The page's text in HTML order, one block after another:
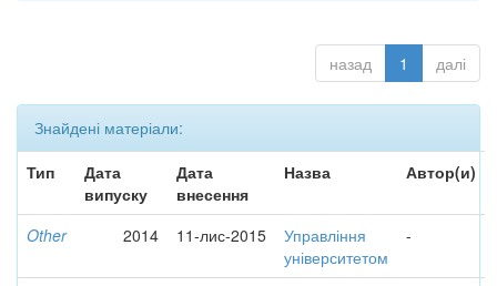
назад 1 далі
Знайдені матеріали:
Тип
Дата
випуску
Дата
внесення
Назва Автор(и)
Other 2014 11-лис-2015
Управління
університетом
-